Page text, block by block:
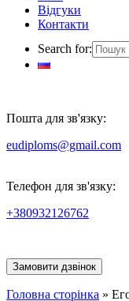
Відгуки
Контакти
Search for:
Пошта для зв'язку:
eudiploms@gmail.com
Телефон для зв'язку:
+380932126762
Замовити дзвінок
Головна сторінка »